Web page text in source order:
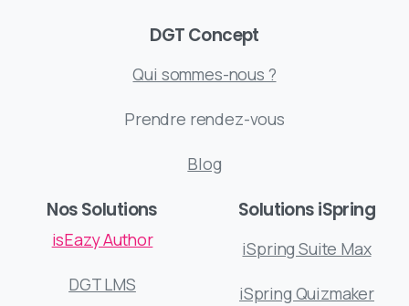
DGT Concept
Qui sommes-nous ?
Prendre rendez-vous
Blog
Nos Solutions
isEazy Author
DGT LMS
Solutions iSpring
iSpring Suite Max
iSpring Quizmaker